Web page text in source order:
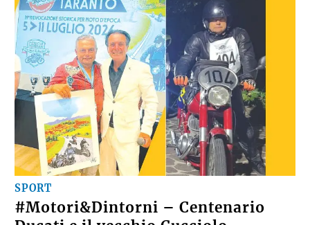
SPORT
#Motori&Dintorni – Centenario